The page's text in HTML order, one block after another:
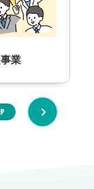
修学資金貸
助成
業
捗情報」